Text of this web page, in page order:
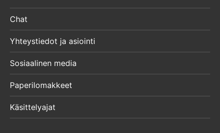
Chat
Yhteystiedot ja asiointi
Sosiaalinen media
Paperilomakkeet
Käsittelyajat